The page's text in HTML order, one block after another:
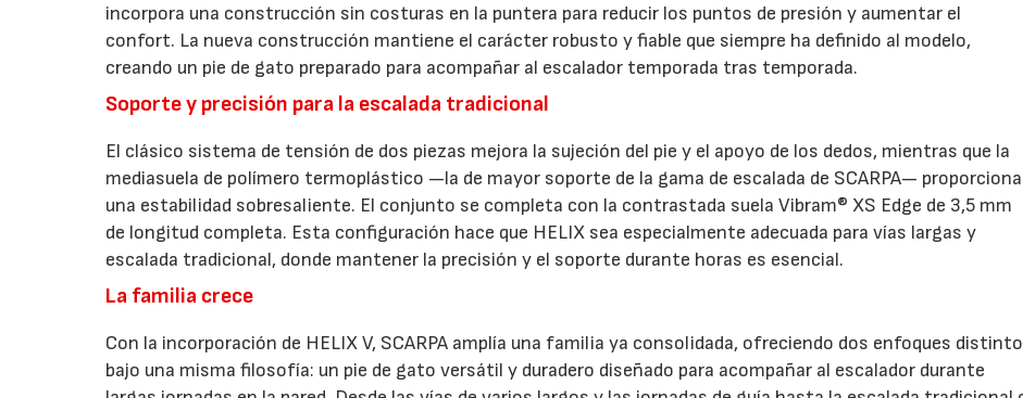
incorpora una construcción sin costuras en la puntera para reducir los puntos de presión y aumentar el
confort. La nueva construcción mantiene el carácter robusto y fiable que siempre ha definido al modelo,
creando un pie de gato preparado para acompañar al escalador temporada tras temporada.
Soporte y precisión para la escalada tradicional
El clásico sistema de tensión de dos piezas mejora la sujeción del pie y el apoyo de los dedos, mientras que la
mediasuela de polímero termoplástico —la de mayor soporte de la gama de escalada de SCARPA— proporciona
una estabilidad sobresaliente. El conjunto se completa con la contrastada suela Vibram® XS Edge de 3,5 mm
de longitud completa. Esta configuración hace que HELIX sea especialmente adecuada para vías largas y
escalada tradicional, donde mantener la precisión y el soporte durante horas es esencial.
La familia crece
Con la incorporación de HELIX V, SCARPA amplía una familia ya consolidada, ofreciendo dos enfoques
bajo una misma filosofía: un pie de gato versátil y duradero diseñado para acompañar al escalador durante